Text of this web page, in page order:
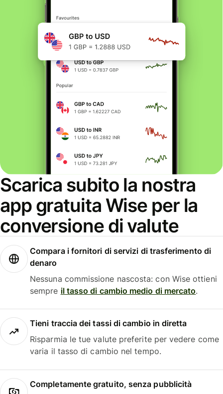
Scarica subito la nostra
app gratuita Wise per la
conversione di valute
Compara i fornitori di servizi di trasferimento di
denaro
Nessuna commissione nascosta: con Wise ottieni
sempre il tasso di cambio medio di mercato.
Tieni traccia dei tassi di cambio in diretta
Risparmia le tue valute preferite per vedere come
varia il tasso di cambio nel tempo.
Completamente gratuito, senza pubblicità